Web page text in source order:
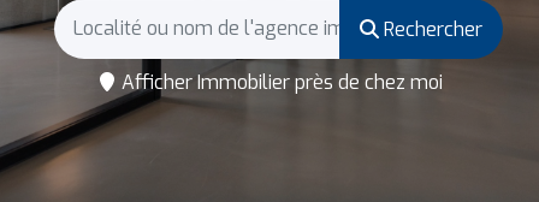
Rechercher
Afficher Immobilier près de chez moi